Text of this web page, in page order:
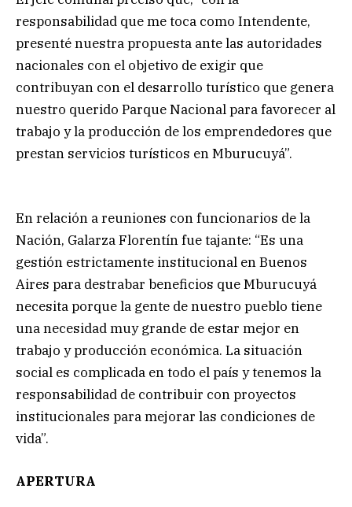
responsabilidad que me toca como Intendente,
presenté nuestra propuesta ante las autoridades
nacionales con el objetivo de exigir que
contribuyan con el desarrollo turístico que genera
nuestro querido Parque Nacional para favorecer al
trabajo y la producción de los emprendedores que
prestan servicios turísticos en Mburucuyá”.
En relación a reuniones con funcionarios de la
Nación, Galarza Florentín fue tajante: “Es una
gestión estrictamente institucional en Buenos
Aires para destrabar beneficios que Mburucuyá
necesita porque la gente de nuestro pueblo tiene
una necesidad muy grande de estar mejor en
trabajo y producción económica. La situación
social es complicada en todo el país y tenemos la
responsabilidad de contribuir con proyectos
institucionales para mejorar las condiciones de
vida”.
APERTURA